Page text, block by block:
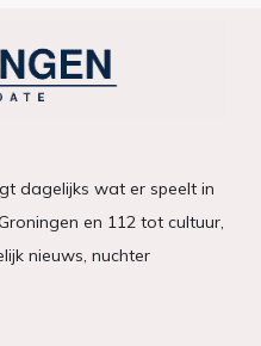
dagelijks wat er speelt in
en 112 tot cultuur,
nieuws, nuchter